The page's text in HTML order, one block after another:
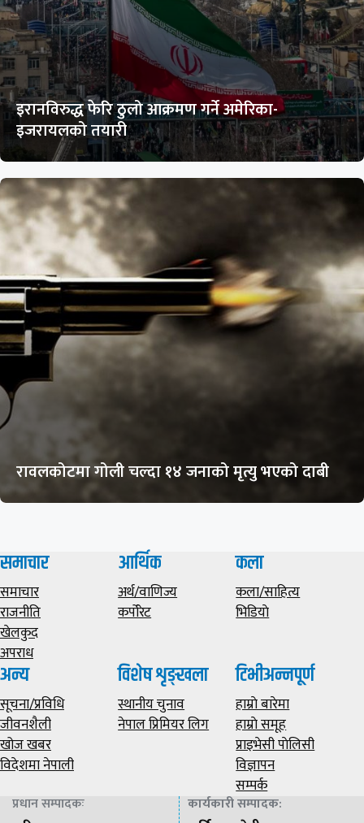
इरानविरुद्ध फेरि ठुलो आक्रमण गर्ने अमेरिका-
इजरायलको तयारी
रावलकोटमा गोली चल्दा १४ जनाको मृत्यु भएको दाबी
समाचार
समाचार
राजनीति
खेलकुद
अपराध
आर्थिक
अर्थ/वाणिज्य
कर्पोरेट
कला
कला/साहित्य
भिडियाे
अन्य
सूचना/प्रविधि
जीवनशैली
खोज खबर
विदेशमा नेपाली
विशेष शृङ्खला
स्थानीय चुनाव
नेपाल प्रिमियर लिग
टिभीअन्नपूर्ण
हाम्राे बारेमा
हाम्राे समूह
प्राइभेसी पाेलिसी
विज्ञापन
सम्पर्क
प्रधान सम्पादकः कार्यकारी सम्पादक: